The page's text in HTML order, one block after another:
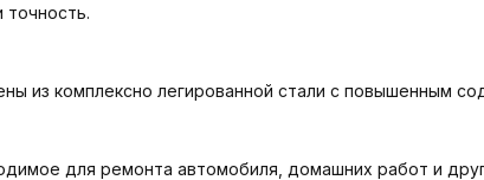
из комплексно легированной стали с повышенным
для ремонта автомобиля, домашних работ и